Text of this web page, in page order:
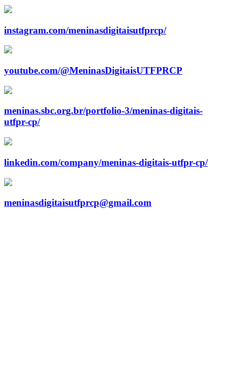
instagram.com/meninasdigitaisutfprcp/
youtube.com/@MeninasDigitaisUTFPRCP
meninas.sbc.org.br/portfolio-3/meninas-digitais-
utfpr-cp/
linkedin.com/company/meninas-digitais-utfpr-cp/
meninasdigitaisutfprcp@gmail.com